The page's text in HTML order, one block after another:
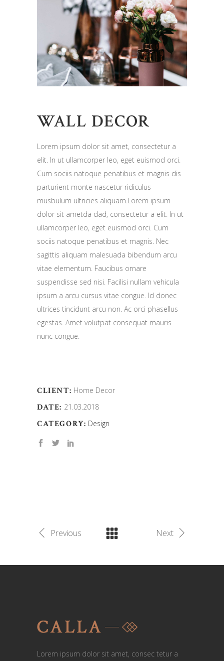
WALL DECOR
Lorem ipsum dolor sit amet, consectetur a
elit. In ut ullamcorper leo, eget euismod orci.
Cum sociis natoque penatibus et magnis dis
parturient monte nascetur ridiculus
musbulum ultricies aliquam.Lorem ipsum
dolor sit ametda dad, consectetur a elit. In ut
ullamcorper leo, eget euismod orci. Cum
sociis natoque penatibus et magnis. Nec
sagittis aliquam malesuada bibendum arcu
vitae elementum. Faucibus ornare
suspendisse sed nisi. Facilisi nullam vehicula
ipsum a arcu cursus vitae congue. Id donec
ultrices tincidunt arcu non. Ac orci phasellus
egestas. Amet volutpat consequat mauris
nunc congue.
CLIENT: Home Decor
DATE: 21.03.2018
CATEGORY: Design
Previous Next
Lorem ipsum dolor sit amet, consec tetur a